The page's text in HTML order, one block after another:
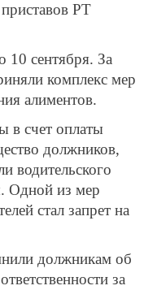
РТ
10 сентября. За
комплекс мер
алиментов.
в счет оплаты
должников,
водительского
Одной из мер
стал запрет на
должникам об
за